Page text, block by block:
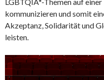
kommunizieren und somit
Akzeptanz, Solidarität und
leisten.